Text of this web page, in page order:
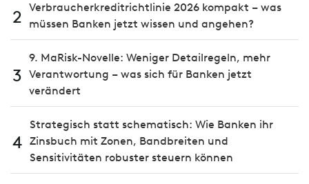
2 Verbraucherkreditrichtlinie 2026 kompakt – was
müssen Banken jetzt wissen und angehen?
3
9. MaRisk-Novelle: Weniger Detailregeln, mehr
Verantwortung – was sich für Banken jetzt
verändert
4
Strategisch statt schematisch: Wie Banken ihr
Zinsbuch mit Zonen, Bandbreiten und
Sensitivitäten robuster steuern können